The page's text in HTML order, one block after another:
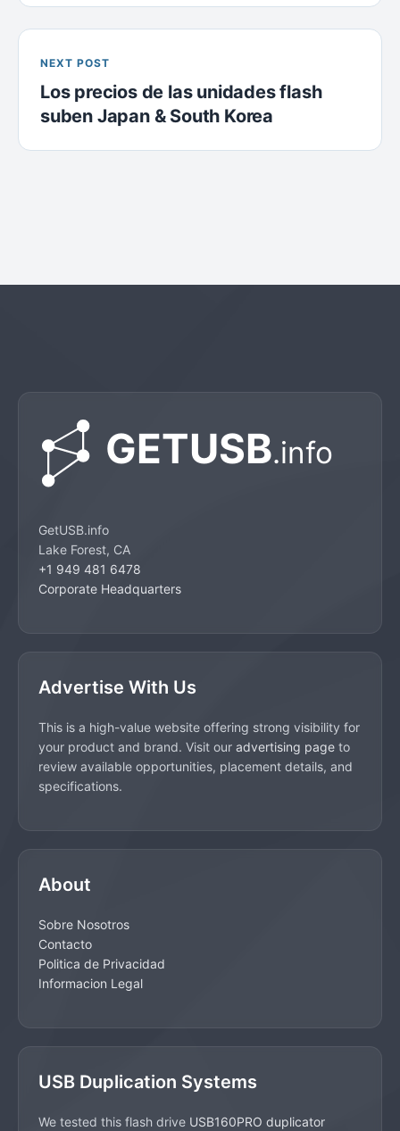
NEXT POST
Los precios de las unidades flash
suben Japan & South Korea
GetUSB.info
Lake Forest, CA
+1 949 481 6478
Corporate Headquarters
Advertise With Us
This is a high-value website offering strong visibility for
your product and brand. Visit our advertising page to
review available opportunities, placement details, and
specifications.
About
Sobre Nosotros
Contacto
Politica de Privacidad
Informacion Legal
USB Duplication Systems
We tested this flash drive USB160PRO duplicator